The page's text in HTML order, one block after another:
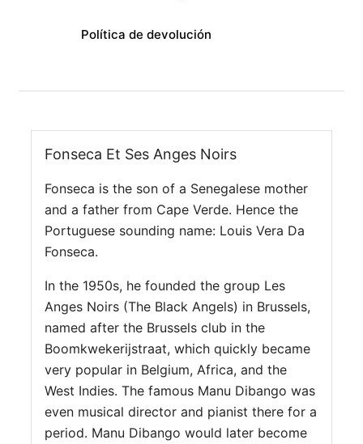
Política de devolución
Fonseca Et Ses Anges Noirs
Fonseca is the son of a Senegalese mother
and a father from Cape Verde. Hence the
Portuguese sounding name: Louis Vera Da
Fonseca.
In the 1950s, he founded the group Les
Anges Noirs (The Black Angels) in Brussels,
named after the Brussels club in the
Boomkwekerijstraat, which quickly became
very popular in Belgium, Africa, and the
West Indies. The famous Manu Dibango was
even musical director and pianist there for a
period. Manu Dibango would later become